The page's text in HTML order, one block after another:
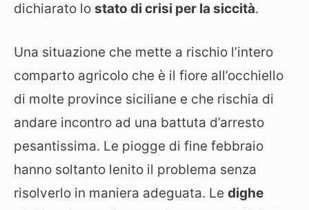
dichiarato lo stato di crisi per la siccità.
Una situazione che mette a rischio l’intero
comparto agricolo che è il fiore all’occhiello
di molte province siciliane e che rischia di
andare incontro ad una battuta d’arresto
pesantissima. Le piogge di fine febbraio
hanno soltanto lenito il problema senza
risolverlo in maniera adeguata. Le dighe